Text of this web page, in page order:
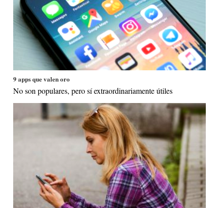
9 apps que valen oro
No son populares, pero sí extraordinariamente útiles